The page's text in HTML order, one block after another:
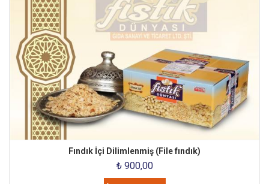
Fındık İçi Dilimlenmiş (File fındık)
₺ 900,00